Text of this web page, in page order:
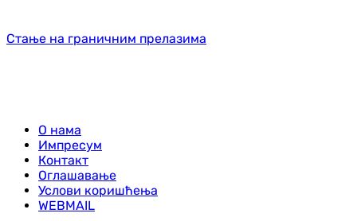
Стање на граничним прелазима
О нама
Импресум
Контакт
Оглашавање
Услови коришћења
WEBMAIL